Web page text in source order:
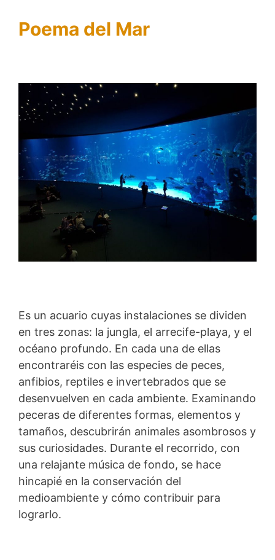
Poema del Mar
Es un acuario cuyas instalaciones se dividen
en tres zonas: la jungla, el arrecife-playa, y el
océano profundo. En cada una de ellas
encontraréis con las especies de peces,
anfibios, reptiles e invertebrados que se
desenvuelven en cada ambiente. Examinando
peceras de diferentes formas, elementos y
tamaños, descubrirán animales asombrosos y
sus curiosidades. Durante el recorrido, con
una relajante música de fondo, se hace
hincapié en la conservación del
medioambiente y cómo contribuir para
lograrlo.